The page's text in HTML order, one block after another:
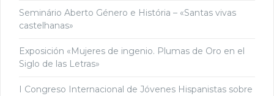
Seminário Aberto Género e História – «Santas vivas
castelhanas»
Exposición «Mujeres de ingenio. Plumas de Oro en el
Siglo de las Letras»
I Congreso Internacional de Jóvenes Hispanistas sobre